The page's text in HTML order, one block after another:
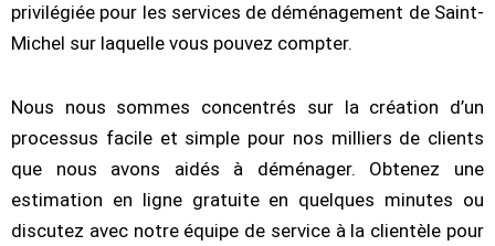
privilégiée pour les services de déménagement de Saint-
Michel sur laquelle vous pouvez compter.
Nous nous sommes concentrés sur la création d’un
processus facile et simple pour nos milliers de clients
que nous avons aidés à déménager. Obtenez une
estimation en ligne gratuite en quelques minutes ou
discutez avec notre équipe de service à la clientèle pour